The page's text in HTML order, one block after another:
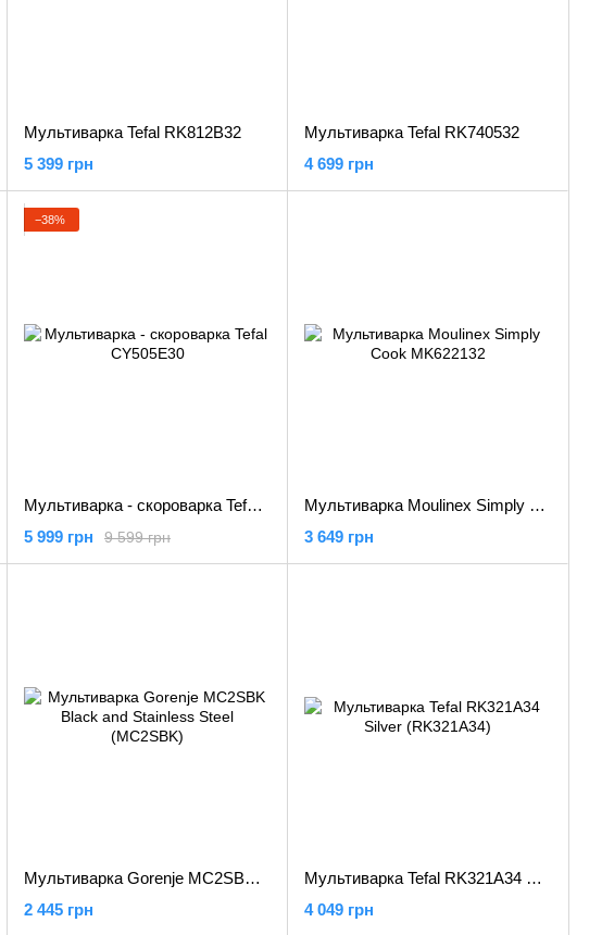
Мультиварка Tefal RK812B32
5 399 грн
Мультиварка Tefal RK740532
4 699 грн
−38%
Мультиварка - скороварка Tefal CY505E30
9 599 грн
5 999 грн
Мультиварка Moulinex Simply Cook MK622132
3 649 грн
Мультиварка Gorenje MC2SBK Black and Stainless Steel (MC2SBK)
2 445 грн
Мультиварка Tefal RK321A34 Silver (RK321A34)
4 049 грн